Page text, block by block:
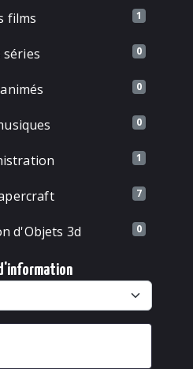
films 1
séries 0
0
0
1
7
d'Objets 3d 0